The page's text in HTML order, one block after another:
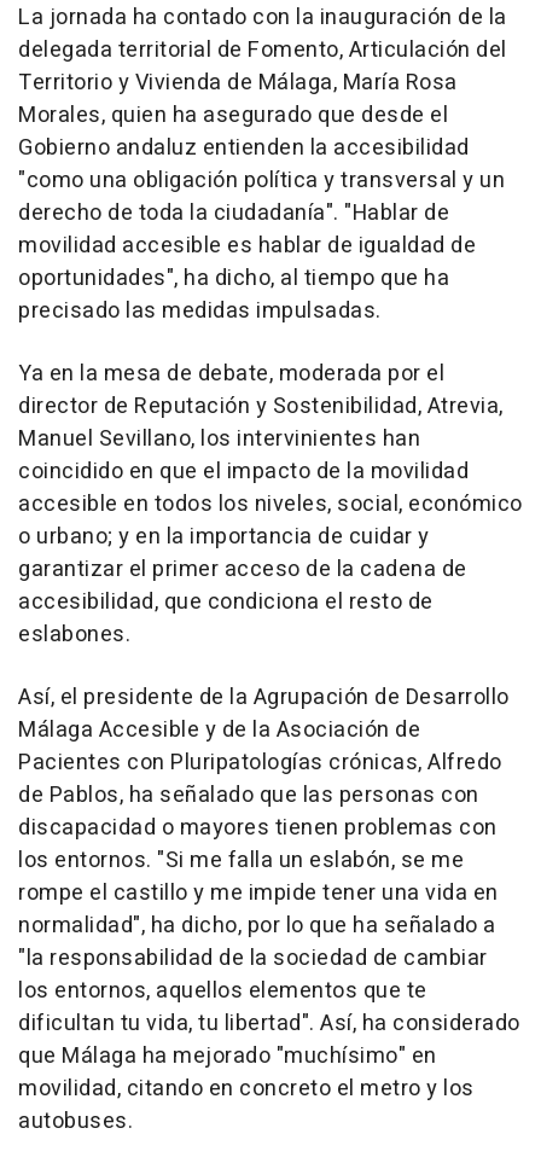
La jornada ha contado con la inauguración de la
delegada territorial de Fomento, Articulación del
Territorio y Vivienda de Málaga, María Rosa
Morales, quien ha asegurado que desde el
Gobierno andaluz entienden la accesibilidad
"como una obligación política y transversal y un
derecho de toda la ciudadanía". "Hablar de
movilidad accesible es hablar de igualdad de
oportunidades", ha dicho, al tiempo que ha
precisado las medidas impulsadas.
Ya en la mesa de debate, moderada por el
director de Reputación y Sostenibilidad, Atrevia,
Manuel Sevillano, los intervinientes han
coincidido en que el impacto de la movilidad
accesible en todos los niveles, social, económico
o urbano; y en la importancia de cuidar y
garantizar el primer acceso de la cadena de
accesibilidad, que condiciona el resto de
eslabones.
Así, el presidente de la Agrupación de Desarrollo
Málaga Accesible y de la Asociación de
Pacientes con Pluripatologías crónicas, Alfredo
de Pablos, ha señalado que las personas con
discapacidad o mayores tienen problemas con
los entornos. "Si me falla un eslabón, se me
rompe el castillo y me impide tener una vida en
normalidad", ha dicho, por lo que ha señalado a
"la responsabilidad de la sociedad de cambiar
los entornos, aquellos elementos que te
dificultan tu vida, tu libertad". Así, ha considerado
que Málaga ha mejorado "muchísimo" en
movilidad, citando en concreto el metro y los
autobuses.